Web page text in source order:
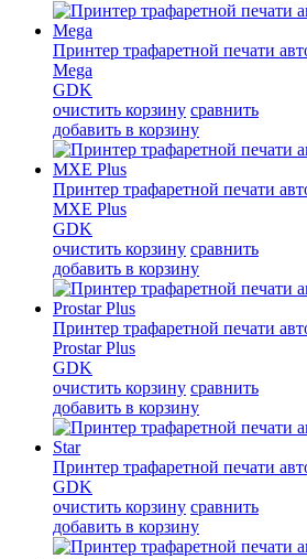
Принтер трафаретной печати
Mega
GDK
очистить корзину сравнить
добавить в корзину
Принтер трафаретной печати
MXE Plus
GDK
очистить корзину сравнить
добавить в корзину
Принтер трафаретной печати
Prostar Plus
GDK
очистить корзину сравнить
добавить в корзину
Принтер трафаретной печати
GDK
очистить корзину сравнить
добавить в корзину